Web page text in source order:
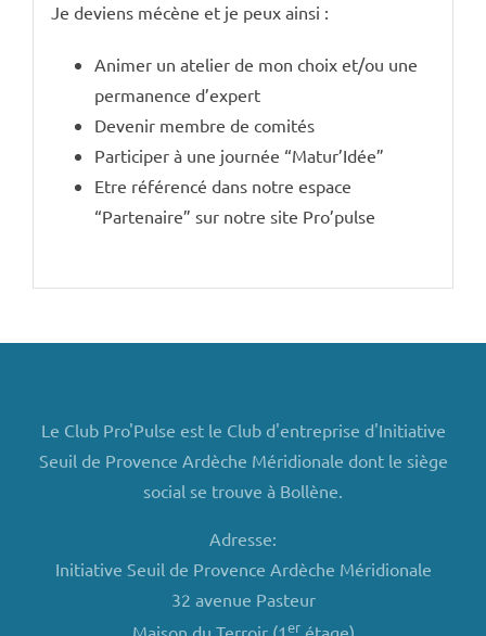
Je deviens mécène et je peux ainsi :
Animer un atelier de mon choix et/ou une
permanence d’expert
Devenir membre de comités
Participer à une journée “Matur’Idée”
Etre référencé dans notre espace
“Partenaire” sur notre site Pro’pulse
Le Club Pro'Pulse est le Club d'entreprise d'Initiative
Seuil de Provence Ardèche Méridionale dont le siège
social se trouve à Bollène.
Adresse:
Initiative Seuil de Provence Ardèche Méridionale
32 avenue Pasteur
er